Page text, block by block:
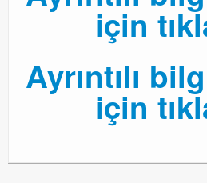
Orchestrator
Watchguard
PHP & MySQL
için
Ayrıntılı
için